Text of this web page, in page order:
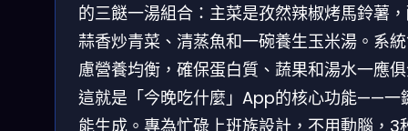
的三餸一湯組合：主菜是孜然辣椒烤馬鈴薯
蒜香炒青菜、清蒸魚和一碗養生玉米湯。系
慮營養均衡，確保蛋白質、蔬果和湯水一應
這就是「今晚吃什麼」App的核心功能——一
能生成。專為忙碌上班族設計，不用動腦，3